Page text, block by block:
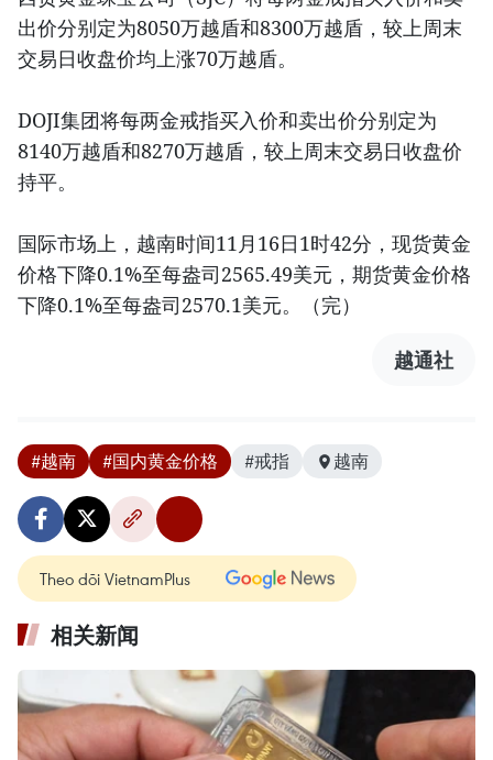
出价分别定为8050万越盾和8300万越盾，较上周末
交易日收盘价均上涨70万越盾。
DOJI集团将每两金戒指买入价和卖出价分别定为
8140万越盾和8270万越盾，较上周末交易日收盘价
持平。
国际市场上，越南时间11月16日1时42分，现货黄金
价格下降0.1%至每盎司2565.49美元，期货黄金价格
下降0.1%至每盎司2570.1美元。（完）
越通社
#越南 #国内黄金价格 #戒指 越南
Theo dõi VietnamPlus
相关新闻